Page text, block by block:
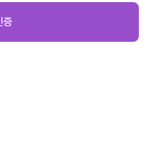
증